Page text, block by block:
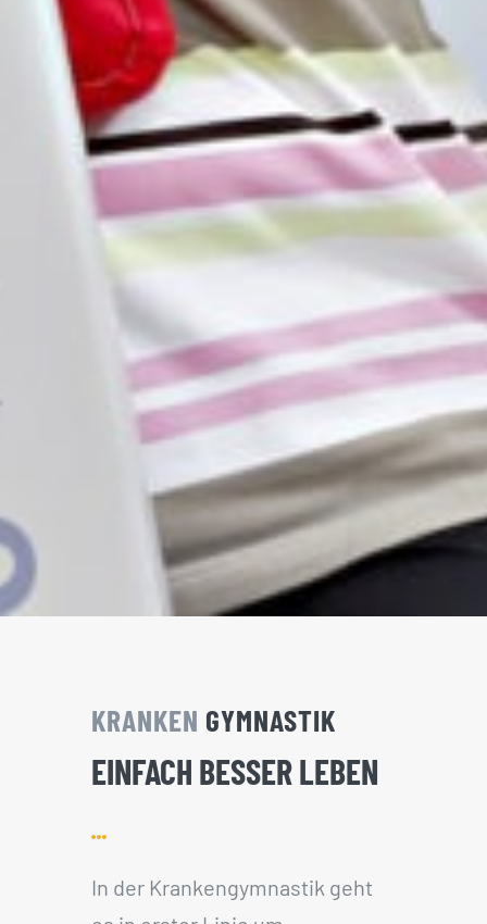
KRANKEN GYMNASTIK
EINFACH BESSER LEBEN
In der Krankengymnastik geht